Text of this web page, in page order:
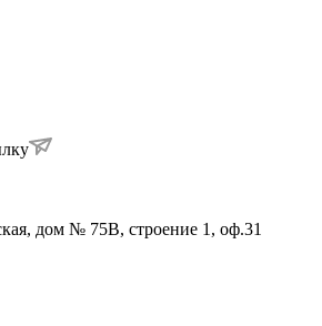
дом № 75В, строение 1, оф.31